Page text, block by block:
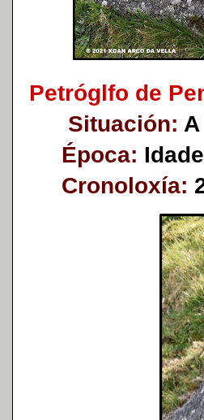
Petróglfo de
Situación:
Época:
Cronoloxía: